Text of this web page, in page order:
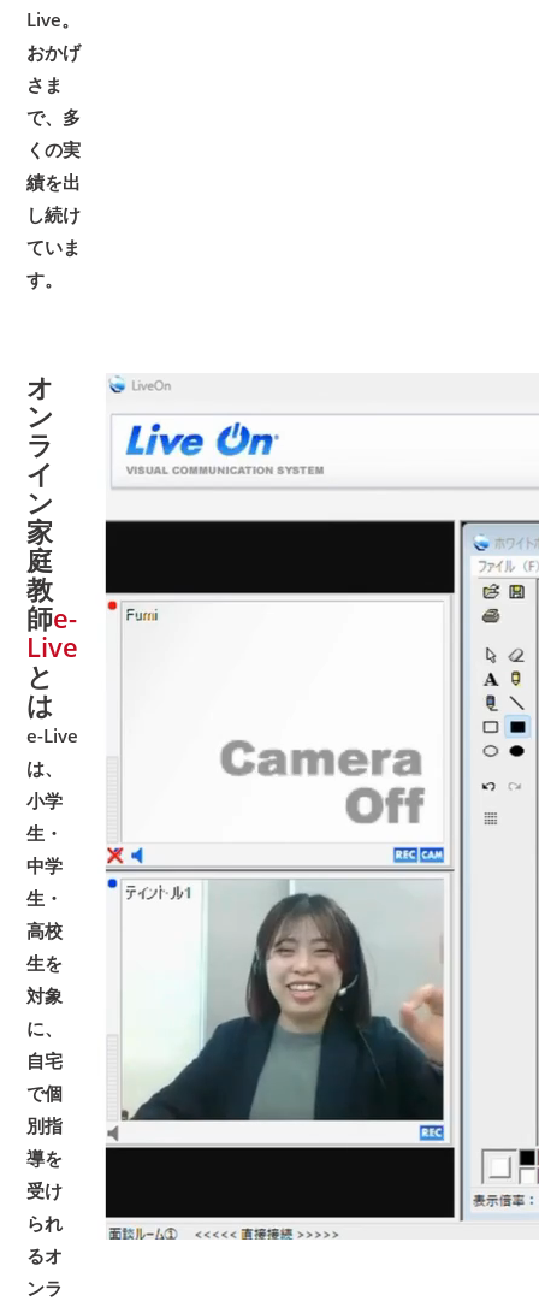
Live。
おかげ
さま
で、多
くの実
績を出
し続け
ていま
す。
オ
ン
ラ
イ
ン
家
庭
教
師e-
Live
と
は
e-Live
は、
小学
生・
中学
生・
高校
生を
対象
に、
自宅
で個
別指
導を
受け
られ
るオ
ンラ